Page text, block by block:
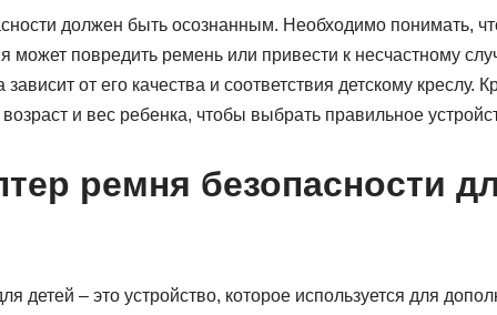
должен быть осознанным. Необходимо понимать,
может повредить ремень или привести к несчастному
от его качества и соответствия детскому креслу.
и вес ребенка, чтобы выбрать правильное
ремня безопасности
детей – это устройство, которое используется для